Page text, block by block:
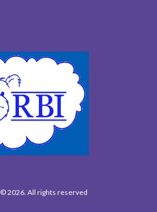
© 2026. All rights reserved